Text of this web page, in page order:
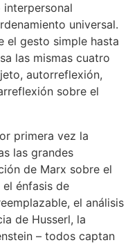
interpersonal
universal.
el gesto simple hasta
las mismas cuatro
autorreflexión,
sobre el
primera vez la
las grandes
de Marx sobre el
énfasis de
el análisis
de Husserl, la
– todos captan